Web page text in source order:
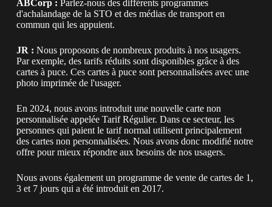
ABCorp : Parlez-nous des différents programmes
d'achalandage de la STO et des médias de transport en
commun qui les appuient.
JR : Nous proposons de nombreux produits à nos usagers.
Par exemple, des tarifs réduits sont disponibles grâce à des
cartes à puce. Ces cartes à puce sont personnalisées avec une
photo imprimée de l'usager.
En 2024, nous avons introduit une nouvelle carte non
personnalisée appelée Tarif Régulier. Dans ce secteur, les
personnes qui paient le tarif normal utilisent principalement
des cartes non personnalisées. Nous avons donc modifié notre
offre pour mieux répondre aux besoins de nos usagers.
Nous avons également un programme de vente de cartes de 1,
3 et 7 jours qui a été introduit en 2017.